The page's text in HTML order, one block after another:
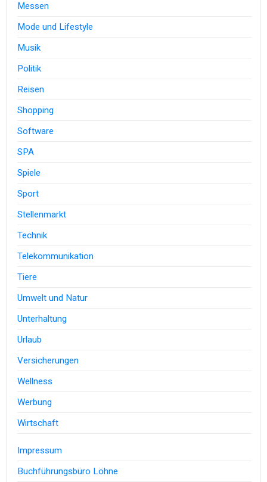
Messen
Mode und Lifestyle
Musik
Politik
Reisen
Shopping
Software
SPA
Spiele
Sport
Stellenmarkt
Technik
Telekommunikation
Tiere
Umwelt und Natur
Unterhaltung
Urlaub
Versicherungen
Wellness
Werbung
Wirtschaft
Impressum
Buchführungsbüro Löhne